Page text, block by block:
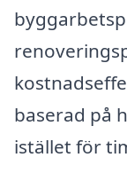
baserad på
istället för